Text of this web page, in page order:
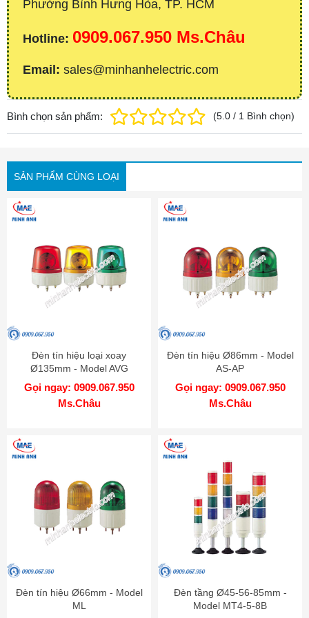
Phường Bình Hưng Hòa, TP. HCM
Hotline: 0909.067.950 Ms.Châu
Email: sales@minhanhelectric.com
Bình chọn sản phẩm: (5.0 / 1 Bình chọn)
SẢN PHẨM CÙNG LOẠI
Đèn tín hiệu loại xoay
Ø135mm - Model AVG
Gọi ngay: 0909.067.950
Ms.Châu
Đèn tín hiệu Ø86mm - Model
AS-AP
Gọi ngay: 0909.067.950
Ms.Châu
Đèn tín hiệu Ø66mm - Model
ML
Đèn tầng Ø45-56-85mm -
Model MT4-5-8B